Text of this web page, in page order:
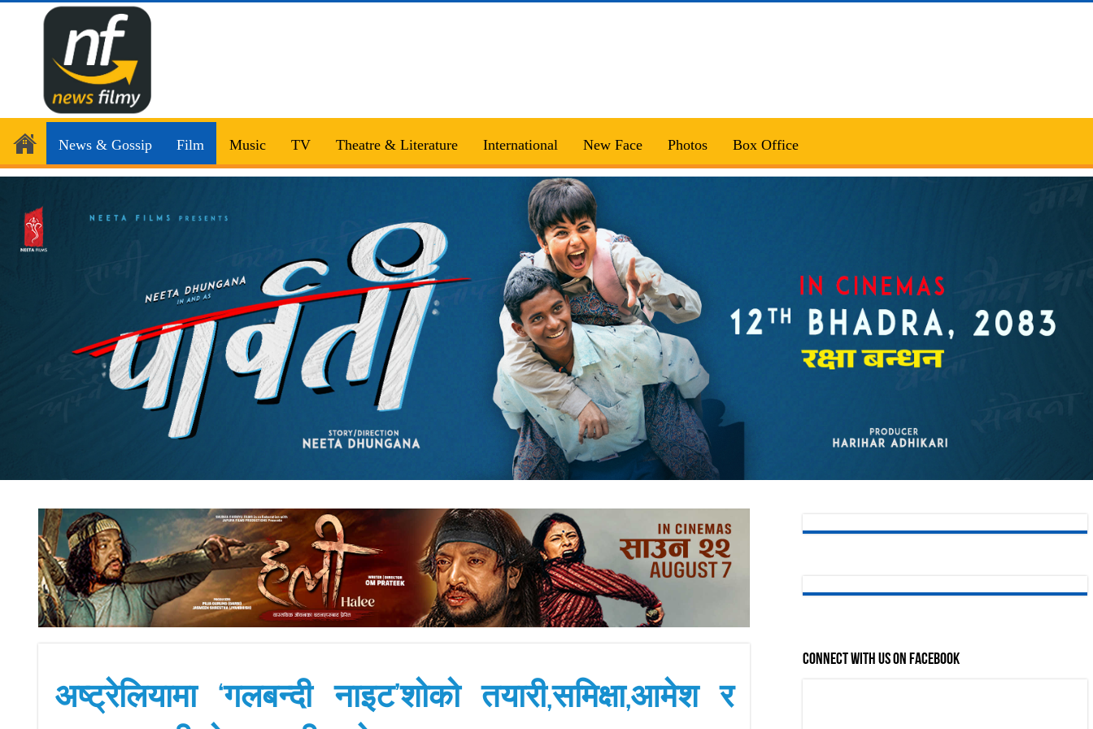
News & Gossip Film Music TV Theatre & Literature International New Face Photos Box Office
अष्ट्रेलियामा ‘गलबन्दी नाइट’शोको तयारी,समिक्षा,आमेश र
Connect with us on Facebook